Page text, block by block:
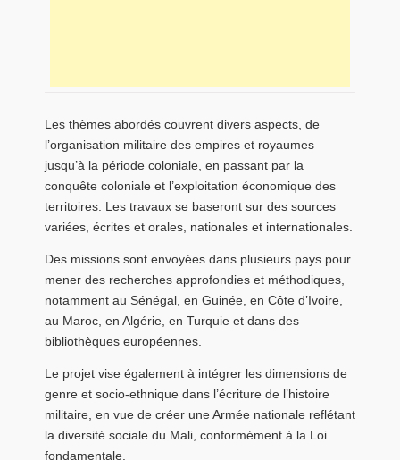
Les thèmes abordés couvrent divers aspects, de
l’organisation militaire des empires et royaumes
jusqu’à la période coloniale, en passant par la
conquête coloniale et l’exploitation économique des
territoires. Les travaux se baseront sur des sources
variées, écrites et orales, nationales et internationales.
Des missions sont envoyées dans plusieurs pays pour
mener des recherches approfondies et méthodiques,
notamment au Sénégal, en Guinée, en Côte d’Ivoire,
au Maroc, en Algérie, en Turquie et dans des
bibliothèques européennes.
Le projet vise également à intégrer les dimensions de
genre et socio-ethnique dans l’écriture de l’histoire
militaire, en vue de créer une Armée nationale reflétant
la diversité sociale du Mali, conformément à la Loi
fondamentale.